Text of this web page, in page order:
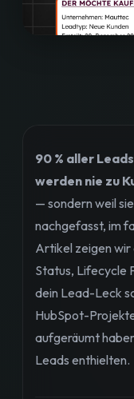
90 % aller
werden nie zu
— sondern weil
nachgefasst, im
Artikel zeigen wir
Status, Lifecycle
dein Lead-Leck
HubSpot-
aufgeräumt
Leads enthielten.